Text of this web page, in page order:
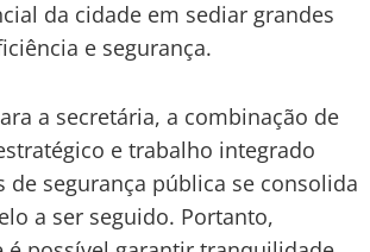
da cidade em sediar grandes
e segurança.
a secretária, a combinação de
e trabalho integrado
de segurança pública se consolida
a ser seguido. Portanto,